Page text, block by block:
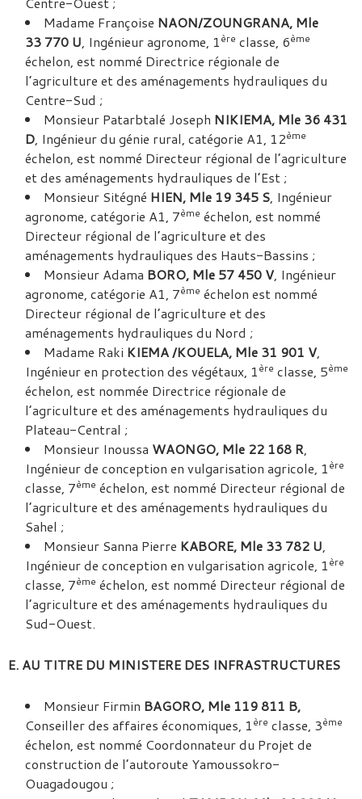
Madame Françoise NAON/ZOUNGRANA, Mle
33 770 U, Ingénieur agronome, 1ère classe, 6ème
échelon, est nommé Directrice régionale de
l’agriculture et des aménagements hydrauliques du
Centre-Sud ;
Monsieur Patarbtalé Joseph NIKIEMA, Mle 36 431
D, Ingénieur du génie rural, catégorie A1, 12ème
échelon, est nommé Directeur régional de l’agriculture
et des aménagements hydrauliques de l’Est ;
Monsieur Sitégné HIEN, Mle 19 345 S, Ingénieur
agronome, catégorie A1, 7ème échelon, est nommé
Directeur régional de l’agriculture et des
aménagements hydrauliques des Hauts-Bassins ;
Monsieur Adama BORO, Mle 57 450 V, Ingénieur
agronome, catégorie A1, 7ème échelon est nommé
Directeur régional de l’agriculture et des
aménagements hydrauliques du Nord ;
Madame Raki KIEMA /KOUELA, Mle 31 901 V,
Ingénieur en protection des végétaux, 1ère classe, 5ème
échelon, est nommée Directrice régionale de
l’agriculture et des aménagements hydrauliques du
Plateau-Central ;
Monsieur Inoussa WAONGO, Mle 22 168 R,
Ingénieur de conception en vulgarisation agricole, 1ère
classe, 7ème échelon, est nommé Directeur régional de
l’agriculture et des aménagements hydrauliques du
Sahel ;
Monsieur Sanna Pierre KABORE, Mle 33 782 U,
Ingénieur de conception en vulgarisation agricole, 1ère
classe, 7ème échelon, est nommé Directeur régional de
l’agriculture et des aménagements hydrauliques du
Sud-Ouest.
E. AU TITRE DU MINISTERE DES INFRASTRUCTURES
Monsieur Firmin BAGORO, Mle 119 811 B,
Conseiller des affaires économiques, 1ère classe, 3ème
échelon, est nommé Coordonnateur du Projet de
construction de l’autoroute Yamoussokro-
Ouagadougou ;